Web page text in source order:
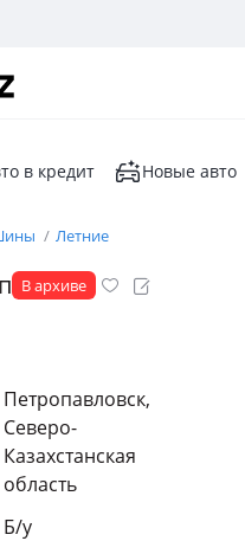
в кредит Новые авто
Летние
В архиве
Петропавловск,
Северо-
Казахстанская
область
Б/y